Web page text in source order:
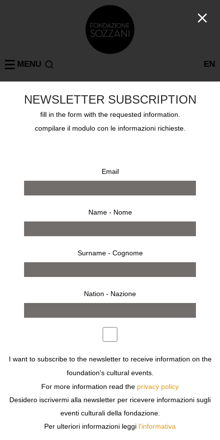
EN
MENU
Collezioni
GILLES CARON GILLES CARON
NEWSLETTER SUBSCRIPTION
fill in the form with the requested information.
compilare il modulo con le informazioni richieste.
Email
Name - Nome
Surname - Cognome
Nation - Nazione
I want to subscribe to the newsletter to receive information on the
foundation's cultural events.
For more information read the privacy policy
Desidero iscrivermi alla newsletter per ricevere informazioni sugli
eventi culturali della fondazione.
Per ulteriori informazioni leggi l'informativa